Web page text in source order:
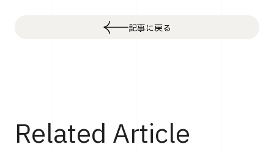
記事に戻る
Related Article